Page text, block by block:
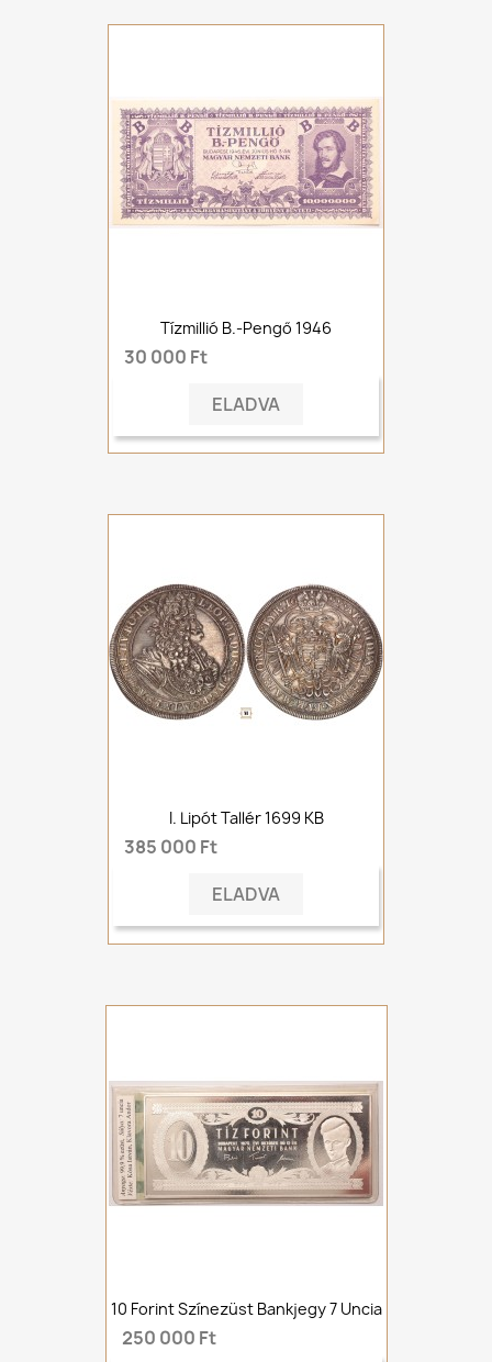
Tízmillió B.-Pengő 1946
30 000 Ft
ELADVA
I. Lipót Tallér 1699 KB
385 000 Ft
ELADVA
10 Forint Színezüst Bankjegy 7 Uncia
250 000 Ft